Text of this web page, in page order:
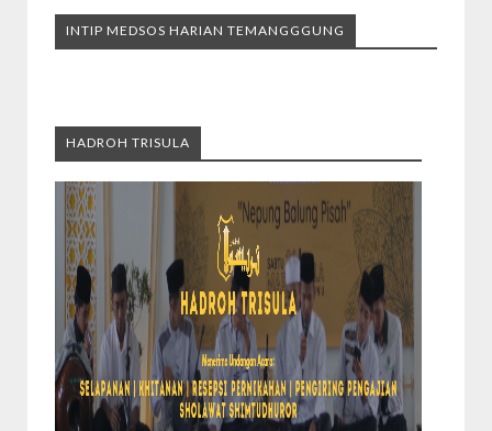
INTIP MEDSOS HARIAN TEMANGGGUNG
HADROH TRISULA